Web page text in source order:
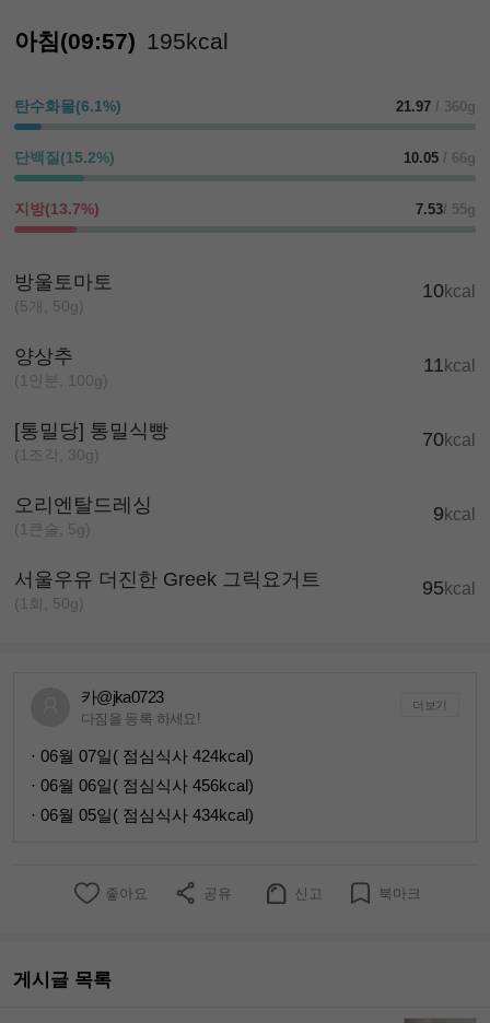
아침(09:57) 195kcal
탄수화물(6.1%) 21.97 / 360g
단백질(15.2%) 10.05 / 66g
지방(13.7%) 7.53/ 55g
방울토마토
(5개, 50g)
10kcal
양상추
(1인분, 100g)
11 kcal
[통밀당] 통밀식빵
(1조각, 30g)
70kcal
오리엔탈드레싱
(1큰술, 5g)
9 kcal
서울우유 더진한 Greek 그릭요거트
(1회, 50g)
95 kcal
카@jka0723
다짐을 등록 하세요!
더보기
· 06월 07일( 점심식사 424kcal)
· 06월 06일( 점심식사 456kcal)
· 06월 05일( 점심식사 434kcal)
좋아요 공유 신고 북마크
게시글 목록